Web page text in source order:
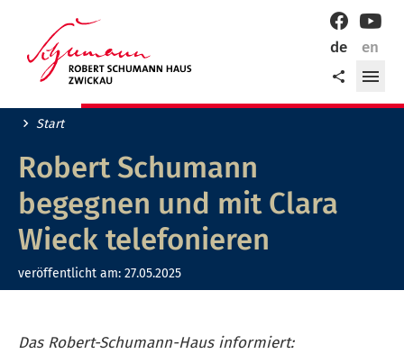
Stadt
de
en
Teilen
Facebook
Start
Robert Schumann
begegnen und mit Clara
Wieck telefonieren
veröffentlicht am: 27.05.2025
Das Robert-Schumann-Haus informiert: